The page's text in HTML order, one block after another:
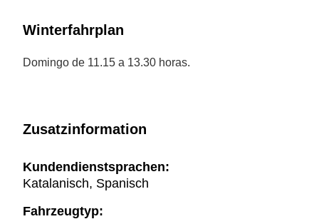
Winterfahrplan
Domingo de 11.15 a 13.30 horas.
Zusatzinformation
Kundendienstsprachen:
Katalanisch, Spanisch
Fahrzeugtyp: